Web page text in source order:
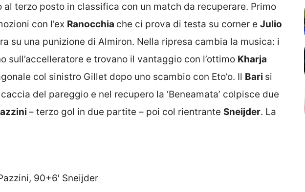
al terzo posto in classifica con un match da recuperare. Primo
con l’ex Ranocchia che ci prova di testa su corner e Julio
su una punizione di Almiron. Nella ripresa cambia la musica: i
sull’accelleratore e trovano il vantaggio con l’ottimo Kharja
col sinistro Gillet dopo uno scambio con Eto’o. Il Bari si
del pareggio e nel recupero la ‘Beneamata’ colpisce due
– terzo gol in due partite – poi col rientrante Sneijder. La
90+6′ Sneijder